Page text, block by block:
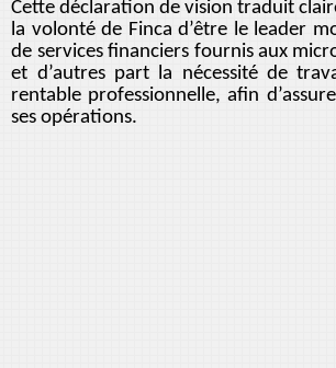
Cette déclaration de vision traduit
la volonté de Finca d’être le leader
de services financiers fournis aux
et d’autres part la nécessité de
rentable professionnelle, afin
ses opérations.